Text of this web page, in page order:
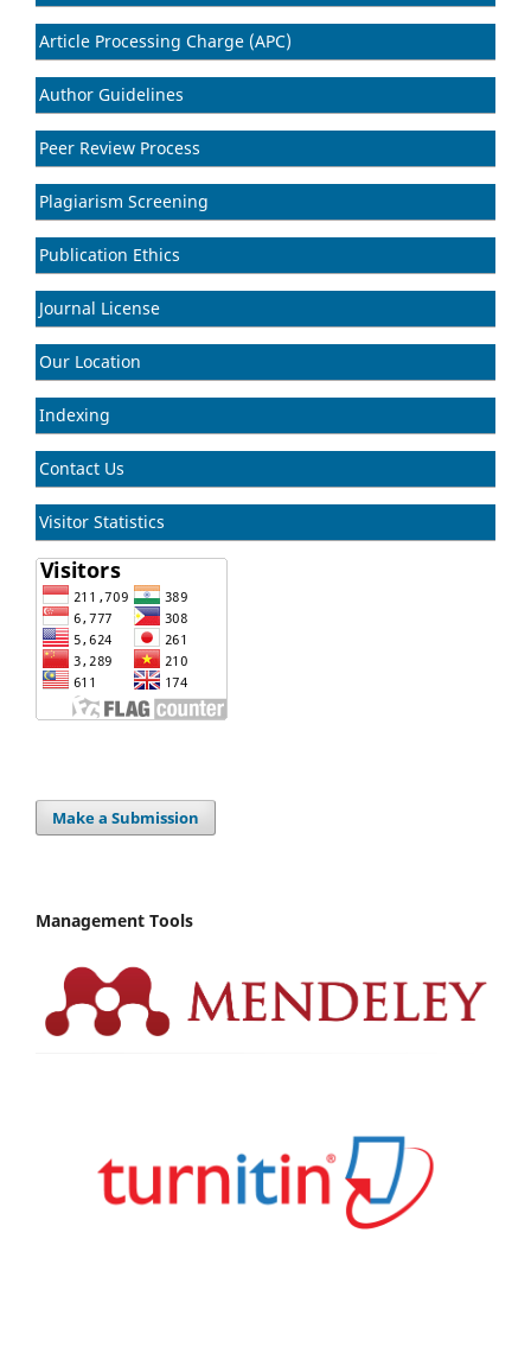
Article Processing Charge (APC)
Author Guidelines
Peer Review Process
Plagiarism Screening
Publication Ethics
Journal License
Our Location
Indexing
Contact Us
Visitor Statistics
Make a Submission
Management Tools